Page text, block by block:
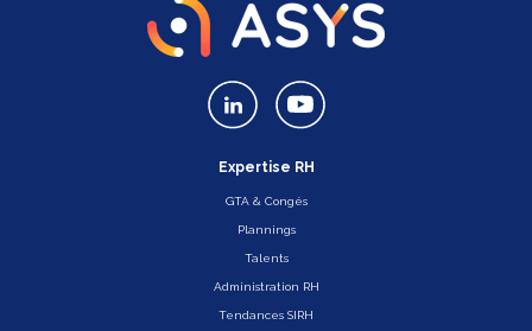
Expertise RH
GTA & Congés
Plannings
Talents
Administration RH
Tendances SIRH